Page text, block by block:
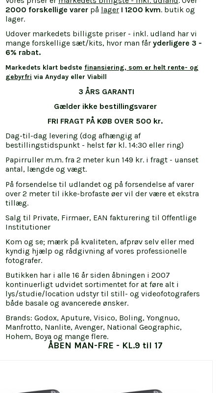
2000 forskellige varerpå lager I 1200 kvm. butik og
lager.
Udover markedets billigste priser - inkl. udland har vi
mange forskellige sæt/kits, hvor man får yderligere 3 -
6% rabat.
Markedets klart bedste finansiering, som er helt rente- og
gebyrfri via Anyday eller Viabill
3 ÅRS GARANTI
Gælder ikke bestillingsvarer
FRI FRAGT PÅ KØB OVER 500 kr.
Dag-til-dag levering (dog afhængig af
bestillingstidspunkt - helst før kl. 14:30 eller ring)
Papirruller m.m. fra 2 meter kun 149 kr. i fragt - uanset
antal, længde og vægt.
På forsendelse til udlandet og på forsendelse af varer
over 2 meter til ikke-brofaste øer vil der være et ekstra
tillæg.
Salg til Private, Firmaer, EAN fakturering til Offentlige
Institutioner
Kom og se; mærk på kvaliteten, afprøv selv eller med
kyndig hjælp og rådgivning af vores professionelle
fotografer.
Butikken har i alle 16 år siden åbningen i 2007
kontinuerligt udvidet sortimentet for at føre alt i
lys/studie/location udstyr til still- og videofotografers
både basale og avancerede ønsker.
Brands: Godox, Aputure, Visico, Boling, Yongnuo,
Manfrotto, Nanlite, Avenger, National Geographic,
Hohem, Boya og mange flere.
ÅBEN MAN-FRE - KL.9 til 17
Godox M!